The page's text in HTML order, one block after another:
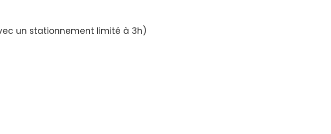
un stationnement limité à 3h)